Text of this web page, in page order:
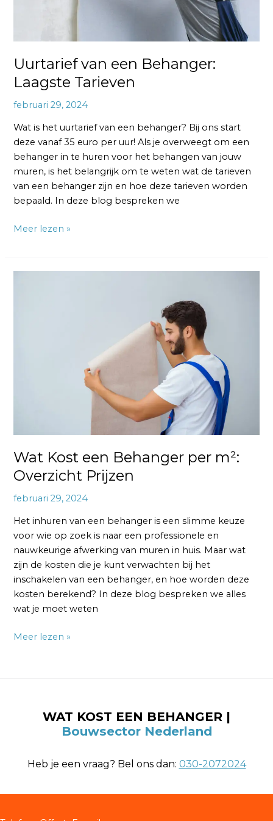
Uurtarief van een Behanger:
Laagste Tarieven
februari 29, 2024
Wat is het uurtarief van een behanger? Bij ons start
deze vanaf 35 euro per uur! Als je overweegt om een
behanger in te huren voor het behangen van jouw
muren, is het belangrijk om te weten wat de tarieven
van een behanger zijn en hoe deze tarieven worden
bepaald. In deze blog bespreken we
Meer lezen »
Wat Kost een Behanger per m²:
Overzicht Prijzen
februari 29, 2024
Het inhuren van een behanger is een slimme keuze
voor wie op zoek is naar een professionele en
nauwkeurige afwerking van muren in huis. Maar wat
zijn de kosten die je kunt verwachten bij het
inschakelen van een behanger, en hoe worden deze
kosten berekend? In deze blog bespreken we alles
wat je moet weten
Meer lezen »
WAT KOST EEN BEHANGER |
Bouwsector Nederland
Heb je een vraag? Bel ons dan: 030-2072024